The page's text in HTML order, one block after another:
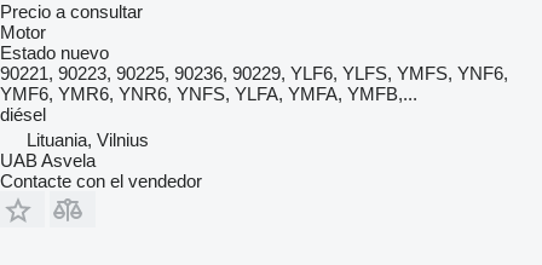
Precio a consultar
Motor
Estado nuevo
90221, 90223, 90225, 90236, 90229, YLF6, YLFS, YMFS, YNF6,
YMF6, YMR6, YNR6, YNFS, YLFA, YMFA, YMFB,...
diésel
Lituania, Vilnius
UAB Asvela
Contacte con el vendedor